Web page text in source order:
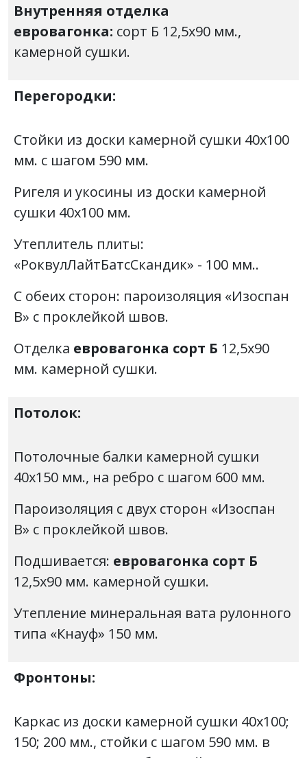
Внутренняя отделка
евровагонка: сорт Б 12,5х90 мм.,
камерной сушки.
Перегородки:
Стойки из доски камерной сушки 40х100
мм. с шагом 590 мм.
Ригеля и укосины из доски камерной
сушки 40х100 мм.
Утеплитель плиты:
«РоквулЛайтБатсСкандик» - 100 мм..
С обеих сторон: пароизоляция «Изоспан
В» с проклейкой швов.
Отделка евровагонка сорт Б 12,5х90
мм. камерной сушки.
Потолок:
Потолочные балки камерной сушки
40х150 мм., на ребро с шагом 600 мм.
Пароизоляция с двух сторон «Изоспан
В» с проклейкой швов.
Подшивается: евровагонка сорт Б
12,5х90 мм. камерной сушки.
Утепление минеральная вата рулонного
типа «Кнауф» 150 мм.
Фронтоны:
Каркас из доски камерной сушки 40х100;
150; 200 мм., стойки с шагом 590 мм. в